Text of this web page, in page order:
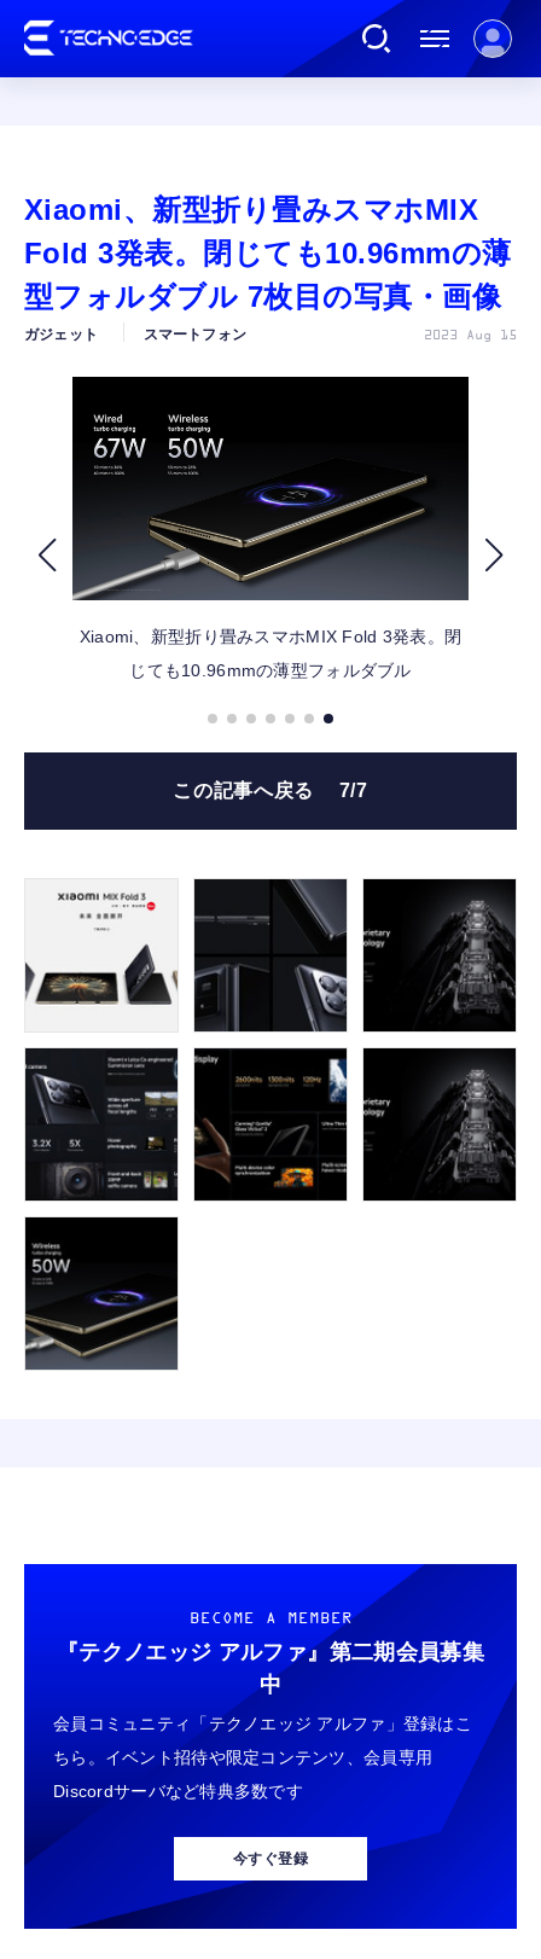
AI
ガジェット
カルチャー
公式ストア
Xiaomi、新型折り畳みスマホMIX
Fold 3発表。閉じても10.96mmの薄
型フォルダブル 7枚目の写真・画像
ガジェット スマートフォン 2023 Aug 15
Xiaomi、新型折り畳みスマホMIX Fold 3発表。閉
じても10.96mmの薄型フォルダブル
この記事へ戻る 7/7
BECOME A MEMBER
『テクノエッジ アルファ』 第二期会員募集
中
会員コミュニティ「テクノエッジ アルファ」登録はこ
ちら。イベント招待や限定コンテンツ、会員専用
Discordサーバなど特典多数です
今すぐ登録